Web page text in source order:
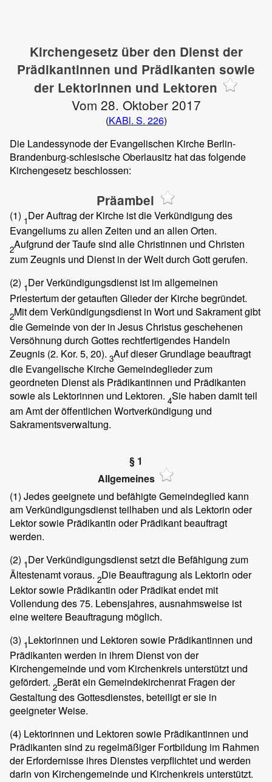
Kirchengesetz über den Dienst der
Prädikantinnen und Prädikanten sowie
der Lektorinnen und Lektoren
Vom 28. Oktober 2017
(KABl. S. 226)
Die Landessynode der Evangelischen Kirche Berlin-
Brandenburg-schlesische Oberlausitz hat das folgende
Kirchengesetz beschlossen:
Präambel
(1) 1Der Auftrag der Kirche ist die Verkündigung des
Evangeliums zu allen Zeiten und an allen Orten.
2Aufgrund der Taufe sind alle Christinnen und Christen
zum Zeugnis und Dienst in der Welt durch Gott gerufen.
(2) 1Der Verkündigungsdienst ist im allgemeinen
Priestertum der getauften Glieder der Kirche begründet.
2Mit dem Verkündigungsdienst in Wort und Sakrament gibt
die Gemeinde von der in Jesus Christus geschehenen
Versöhnung durch Gottes rechtfertigendes Handeln
Zeugnis (2. Kor. 5, 20). 3Auf dieser Grundlage beauftragt
die Evangelische Kirche Gemeindeglieder zum
geordneten Dienst als Prädikantinnen und Prädikanten
sowie als Lektorinnen und Lektoren. 4Sie haben damit teil
am Amt der öffentlichen Wortverkündigung und
Sakramentsverwaltung.
§ 1
Allgemeines
(1) Jedes geeignete und befähigte Gemeindeglied kann
am Verkündigungsdienst teilhaben und als Lektorin oder
Lektor sowie Prädikantin oder Prädikant beauftragt
werden.
(2) 1Der Verkündigungsdienst setzt die Befähigung zum
Ältestenamt voraus. 2Die Beauftragung als Lektorin oder
Lektor sowie Prädikantin oder Prädikat endet mit
Vollendung des 75. Lebensjahres, ausnahmsweise ist
eine weitere Beauftragung möglich.
(3) 1Lektorinnen und Lektoren sowie Prädikantinnen und
Prädikanten werden in ihrem Dienst von der
Kirchengemeinde und vom Kirchenkreis unterstützt und
gefördert. 2Berät ein Gemeindekirchenrat Fragen der
Gestaltung des Gottesdienstes, beteiligt er sie in
geeigneter Weise.
(4) Lektorinnen und Lektoren sowie Prädikantinnen und
Prädikanten sind zu regelmäßiger Fortbildung im Rahmen
der Erfordernisse ihres Dienstes verpflichtet und werden
darin von Kirchengemeinde und Kirchenkreis unterstützt.